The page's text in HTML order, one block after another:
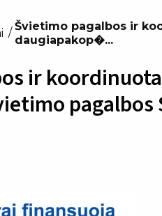
Švietimo pagalbos ir
daugiapakop�...
ir